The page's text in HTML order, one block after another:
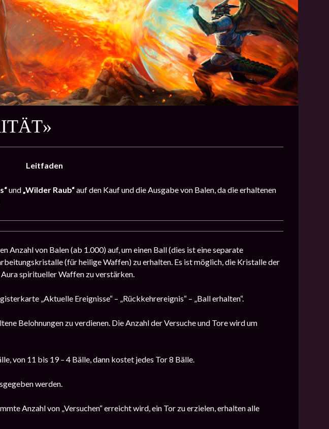
Leitfaden
und„Wilder Raub“auf den Kauf und die Ausgabe von Balen, da die erhaltenen
von Balen (ab 1.000) auf, um einen Ball (dies ist eine separate
(für heilige Waffen) zu erhalten. Es ist möglich, die Kristalle der
spiritueller Waffen zu verstärken.
„Aktuelle Ereignisse“ – „Rückkehrereignis“ – „Ball erhalten“.
Belohnungen zu verdienen. Die Anzahl der Versuche und Tore wird um
von 11 bis 19 – 4 Bälle, dann kostet jedes Tor 8 Bälle.
werden.
Anzahl von „Versuchen“ erreicht wird, ein Tor zu erzielen, erhalten alle